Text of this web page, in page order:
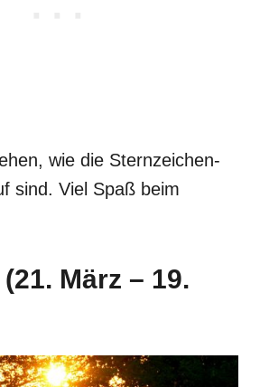
wie die Sternzeichen-
sind. Viel Spaß beim
März – 19.